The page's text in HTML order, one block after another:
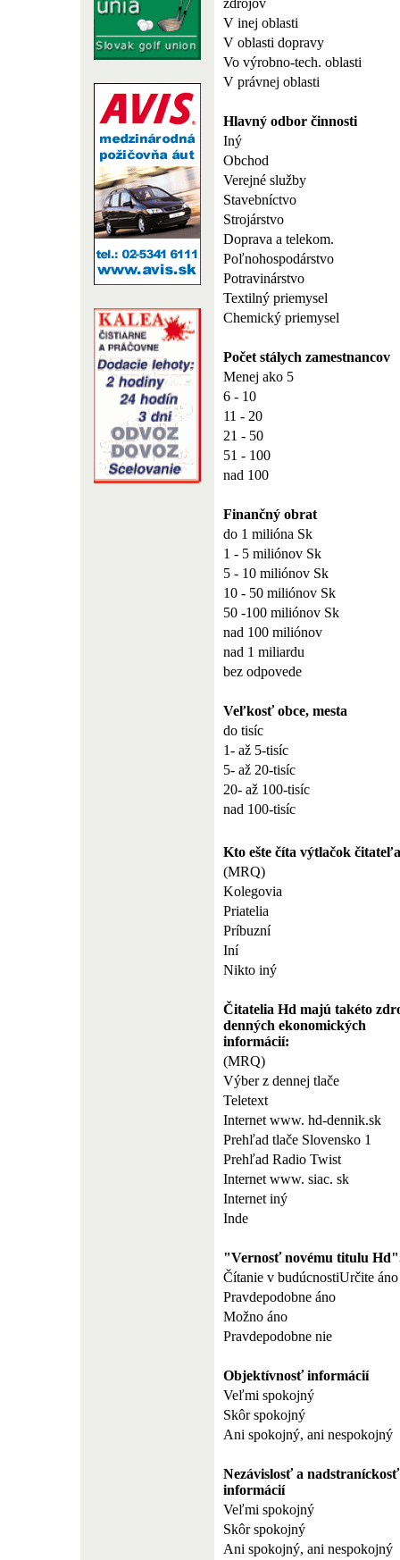
V inej oblasti
V oblasti dopravy
Vo výrobno-tech. oblasti
V právnej oblasti
Hlavný odbor činnosti
Iný
Obchod
Verejné služby
Stavebníctvo
Strojárstvo
Doprava a telekom.
Poľnohospodárstvo
Potravinárstvo
Textilný priemysel
Chemický priemysel
Počet stálych zamestnancov
Menej ako 5
6 - 10
11 - 20
21 - 50
51 - 100
nad 100
Finančný obrat
do 1 milióna Sk
1 - 5 miliónov Sk
5 - 10 miliónov Sk
10 - 50 miliónov Sk
50 -100 miliónov Sk
nad 100 miliónov
nad 1 miliardu
bez odpovede
Veľkosť obce, mesta
do tisíc
1- až 5-tisíc
5- až 20-tisíc
20- až 100-tisíc
nad 100-tisíc
Kto ešte číta výtlačok
(MRQ)
Kolegovia
Priatelia
Príbuzní
Iní
Nikto iný
Čitatelia Hd majú takéto
denných ekonomických
informácií:
(MRQ)
Výber z dennej tlače
Teletext
Internet www. hd-dennik.sk
Prehľad tlače Slovensko 1
Prehľad Radio Twist
Internet www. siac. sk
Internet iný
Inde
"Vernosť novému titulu
Čítanie v budúcnostiUrčite áno
Pravdepodobne áno
Možno áno
Pravdepodobne nie
Objektívnosť informácií
Veľmi spokojný
Skôr spokojný
Ani spokojný, ani nespokojný
Nezávislosť a nadstraníckosť
informácií
Veľmi spokojný
Skôr spokojný
Ani spokojný, ani nespokojný